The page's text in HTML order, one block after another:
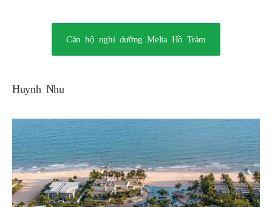
Căn hộ nghỉ dưỡng Melia Hồ Tràm
Huynh Nhu